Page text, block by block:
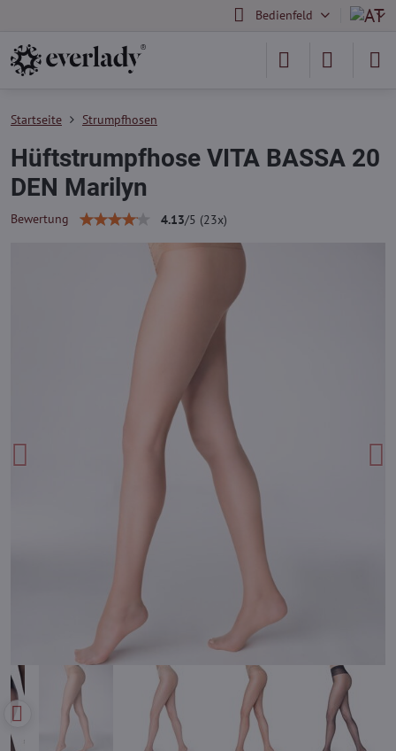
Bedienfeld
Startseite Strumpfhosen
Hüftstrumpfhose VITA BASSA 20
DEN Marilyn
Bewertung 4.13/5 (23x)